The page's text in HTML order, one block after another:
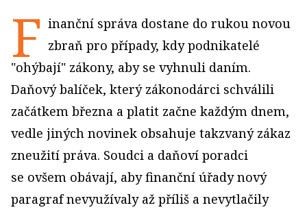
F inanční správa dostane do rukou novou
zbraň pro případy, kdy podnikatelé
"ohýbají" zákony, aby se vyhnuli daním.
Daňový balíček, který zákonodárci schválili
začátkem března a platit začne každým dnem,
vedle jiných novinek obsahuje takzvaný zákaz
zneužití práva. Soudci a daňoví poradci
se ovšem obávají, aby finanční úřady nový
paragraf nevyužívaly až příliš a nevytlačily